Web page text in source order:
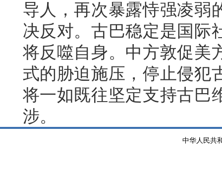
导人，再次暴露恃强凌弱
决反对。古巴稳定是国际
将反噬自身。中方敦促美
式的胁迫施压，停止侵犯
将一如既往坚定支持古巴
涉。
中华人民共